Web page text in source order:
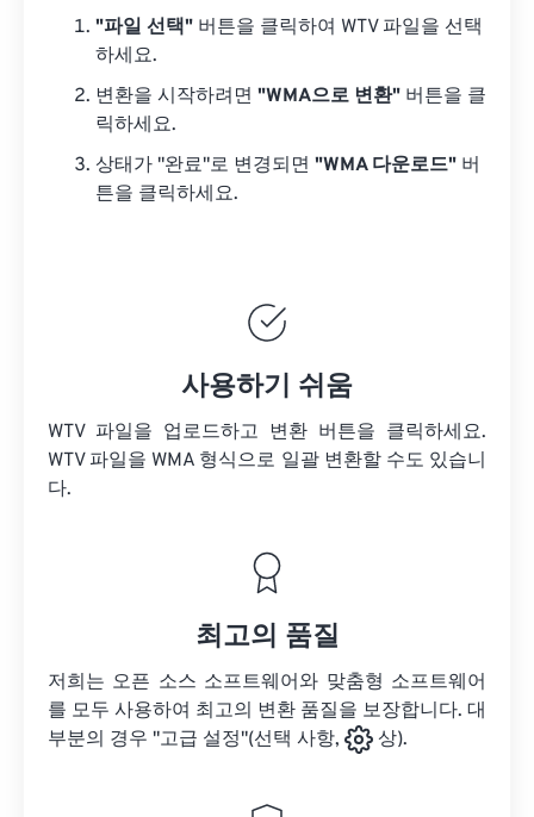
"파일 선택" 버튼을 클릭하여 WTV 파일을 선택
하세요.
변환을 시작하려면 "WMA으로 변환" 버튼을 클
릭하세요.
상태가 "완료"로 변경되면 "WMA 다운로드" 버
튼을 클릭하세요.
사용하기 쉬움
WTV 파일을 업로드하고 변환 버튼을 클릭하세요.
WTV 파일을 WMA 형식으로 일괄 변환할 수도 있습니
다.
최고의 품질
저희는 오픈 소스 소프트웨어와 맞춤형 소프트웨어
를 모두 사용하여 최고의 변환 품질을 보장합니다. 대
부분의 경우 "고급 설정"(선택 사항,
상).